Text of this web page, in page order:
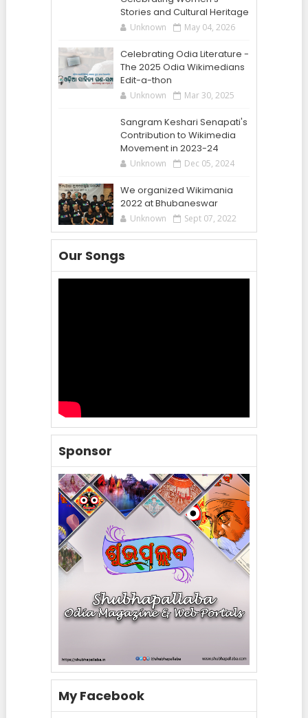
Stories and Cultural Heritage
Unknown May 04, 2026
Celebrating Odia Literature -
The 2025 Odia Wikimedians
Edit-a-thon
Unknown Mar 30, 2025
Sangram Keshari Senapati's
Contribution to Wikimedia
Movement in 2023-24
Unknown Dec 05, 2024
We organized Wikimania
2022 at Bhubaneswar
Unknown Sept 07, 2022
Our Songs
Sponsor
My Facebook